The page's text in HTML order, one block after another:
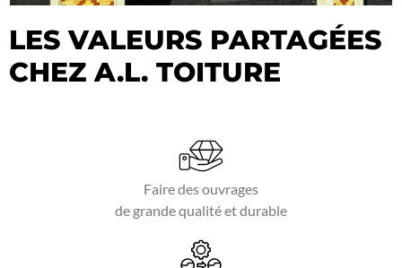
LES VALEURS PARTAGÉES
CHEZ A.L. TOITURE
Faire des ouvrages
de grande qualité et durable